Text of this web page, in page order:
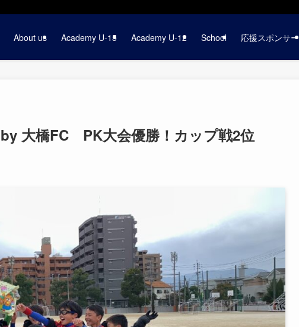
About us Academy U-15 Academy U-12 School 応援スポンサー
大橋FC PK大会優勝！カップ戦2位